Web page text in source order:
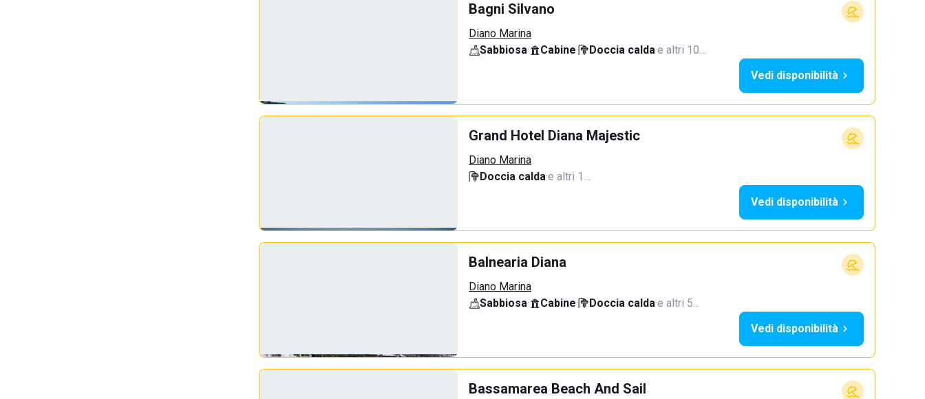
Bagni Silvano
Diano Marina
Sabbiosa· Cabine· Doccia calda·e altri 10…
Vedi disponibilità
Grand Hotel Diana Majestic
Diano Marina
Doccia calda·e altri 1…
Vedi disponibilità
Balnearia Diana
Diano Marina
Sabbiosa· Cabine· Doccia calda·e altri 5…
Vedi disponibilità
Bassamarea Beach And Sail